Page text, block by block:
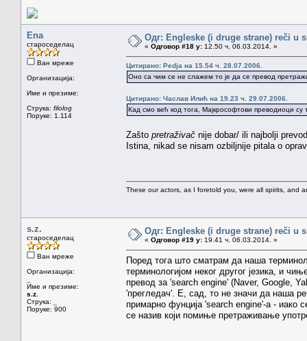
Ena
староседелац
Ван мреже
Организација:
Име и презиме:
Струка: filolog
Поруке: 1.114
Одг: Engleske (i druge strane) reči u
« Одговор #18 у: 12.50 ч. 06.03.2014. »
Цитирано: Pedja на 15.54 ч. 28.07.2006.
Оно са чим се не слажем то је да се превод
Цитирано: Часлав Илић на 19.23 ч. 29.07.2006.
Кад смо већ код тога, Мајкрософтови преводиоци су
Zašto pretraživač nije dobar/ ili najbolji
Istina, nikad se nisam ozbiljnije pitala o
These our actors, as I foretold you, were all spirits, and
s.z.
староседелац
Ван мреже
Организација:
Име и презиме:
s.z.
Струка:
Поруке: 900
Одг: Engleske (i druge strane) reči u
« Одговор #19 у: 19.41 ч. 06.03.2014. »
Поред тога што сматрам да наша
терминологијом неког другог језика, и
превод за 'search engine' (Naver, Google,
'прегледач'. Е, сад, то не значи да наша
примарно фунција 'search engine'-а - иако
се назив који помиње претраживање